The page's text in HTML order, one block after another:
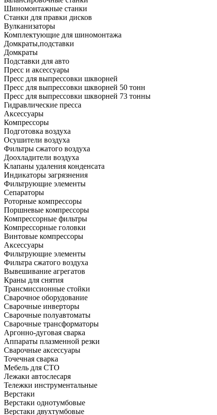
Шиномонтажные станки
Станки для правки дисков
Вулканизаторы
Комплектующие для шиномонтажа
Домкраты,подставки
Домкраты
Подставки для авто
Пресс и аксессуары
Пресс для выпрессовки шкворней
Пресс для выпрессовки шкворней 50 тонн
Пресс для выпрессовки шкворней 73 тонны
Гидравлические пресса
Аксессуары
Компрессоры
Подготовка воздуха
Осушители воздуха
Фильтры сжатого воздуха
Доохладители воздуха
Клапаны удаления конденсата
Индикаторы загрязнения
Фильтрующие элементы
Сепараторы
Роторные компрессоры
Поршневые компрессоры
Компрессорные фильтры
Компрессорные головки
Винтовые компрессоры
Аксессуары
Фильтрующие элементы
Фильтра сжатого воздуха
Вывешивание агрегатов
Краны для снятия
Трансмиссионные стойки
Сварочное оборудование
Сварочные инверторы
Сварочные полуавтоматы
Сварочные трансформаторы
Аргонно-дуговая сварка
Аппараты плазменной резки
Сварочные аксессуары
Точечная сварка
Мебель для СТО
Лежаки автослесаря
Тележки инструментальные
Верстаки
Верстаки однотумбовые
Верстаки двухтумбовые